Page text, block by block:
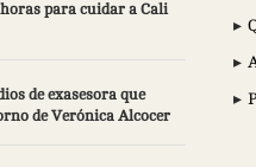
para cuidar a Cali
de exasesora que
de Verónica Alcocer